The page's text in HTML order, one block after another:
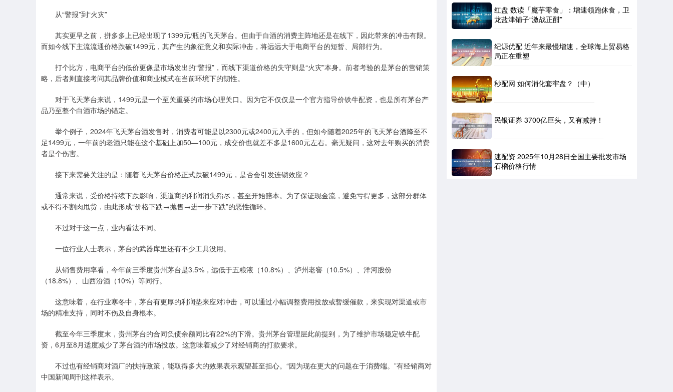
从“警报”到“火灾”
其实更早之前，拼多多上已经出现了1399元/瓶的飞天茅台。但由于白酒的消费主阵地还是在线下，因此带来的冲击有限。
而如今线下主流流通价格跌破1499元，其产生的象征意义和实际冲击，将远远大于电商平台的短暂、局部行为。
打个比方，电商平台的低价更像是市场发出的“警报”，而线下渠道价格的失守则是“火灾”本身。前者考验的是茅台的营销策
略，后者则直接考问其品牌价值和商业模式在当前环境下的韧性。
对于飞天茅台来说，1499元是一个至关重要的市场心理关口。因为它不仅仅是一个官方指导价铁牛配资，也是所有茅台产
品乃至整个白酒市场的锚定。
举个例子，2024年飞天茅台酒发售时，消费者可能是以2300元或2400元入手的，但如今随着2025年的飞天茅台酒降至不
足1499元，一年前的老酒只能在这个基础上加50—100元，成交价也就差不多是1600元左右。毫无疑问，这对去年购买的消费
者是个伤害。
接下来需要关注的是：随着飞天茅台价格正式跌破1499元，是否会引发连锁效应？
通常来说，受价格持续下跌影响，渠道商的利润消失殆尽，甚至开始赔本。为了保证现金流，避免亏得更多，这部分群体
或不得不割肉甩货，由此形成“价格下跌→抛售→进一步下跌”的恶性循环。
不过对于这一点，业内看法不同。
一位行业人士表示，茅台的武器库里还有不少工具没用。
从销售费用率看，今年前三季度贵州茅台是3.5%，远低于五粮液（10.8%）、泸州老窖（10.5%）、洋河股份
（18.8%）、山西汾酒（10%）等同行。
这意味着，在行业寒冬中，茅台有更厚的利润垫来应对冲击，可以通过小幅调整费用投放或暂缓催款，来实现对渠道或市
场的精准支持，同时不伤及自身根本。
截至今年三季度末，贵州茅台的合同负债余额同比有22%的下滑。贵州茅台管理层此前提到，为了维护市场稳定铁牛配
资，6月至8月适度减少了茅台酒的市场投放。这意味着减少了对经销商的打款要求。
不过也有经销商对酒厂的扶持政策，能取得多大的效果表示观望甚至担心。“因为现在更大的问题在于消费端。”有经销商对
中国新闻周刊这样表示。
红盘 数读「魔芋零食」：增速领跑休食，卫
龙盐津铺子“激战正酣”
纪源优配 近年来最慢增速，全球海上贸易格
局正在重塑
秒配网 如何消化套牢盘？（中）
民银证券 3700亿巨头，又有减持！
速配资 2025年10月28日全国主要批发市场
石榴价格行情